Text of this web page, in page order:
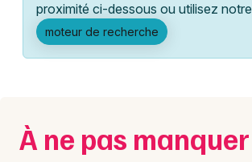
Manifestations
Foires & salons
Concerts
Marseille
Mulhouse
Nice
proximité ci-dessous ou utilisez notre
moteur de recherche
À ne pas manquer